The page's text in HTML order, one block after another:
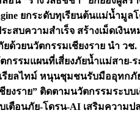
ยกระดับทุเรียนต้นแม่น้ำมู
ะสบความสำเร็จ สร้างเม็ดเงิ
ยด้วยนวัตกรรมเชียงราย นำ ว
กรรมแผนที่เสี่ยงภัยน้ำแม่สาย
รียลไทม์ หนุนชุมชนรับมืออุทก
ยงราย” ติดตามนวัตกรรมระ
ตือนภัย-โดรน-AI เสริมความ